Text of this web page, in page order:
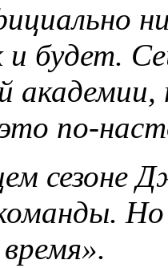
и будет.
по-
сезоне